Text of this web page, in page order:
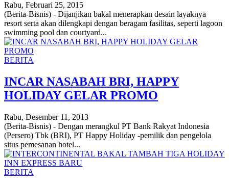
Rabu, Februari 25, 2015
(Berita-Bisnis) - Dijanjikan bakal menerapkan desain layaknya
resort serta akan dilengkapi dengan beragam fasilitas, seperti lagoon
swimming pool dan courtyard...
BERITA
INCAR NASABAH BRI, HAPPY
HOLIDAY GELAR PROMO
Rabu, Desember 11, 2013
(Berita-Bisnis) - Dengan merangkul PT Bank Rakyat Indonesia
(Persero) Tbk (BRI), PT Happy Holiday -pemilik dan pengelola
situs pemesanan hotel...
BERITA